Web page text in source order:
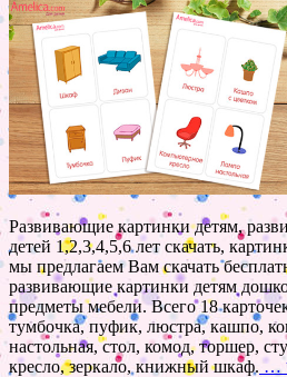
Развивающие картинки детям,
детей 1,2,3,4,5,6 лет скачать,
мы предлагаем Вам скачать
развивающие картинки детям
предметы мебели. Всего 18
тумбочка, пуфик, люстра, кашпо,
настольная, стол, комод, торшер,
кресло, зеркало, книжный шкаф. …